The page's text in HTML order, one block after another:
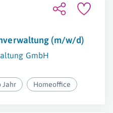
(m/w/d)
GmbH
Jahr Homeoffice